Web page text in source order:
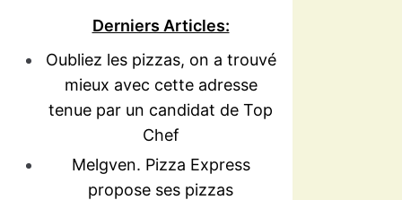
Derniers Articles:
Oubliez les pizzas, on a trouvé
mieux avec cette adresse
tenue par un candidat de Top
Chef
Melgven. Pizza Express
propose ses pizzas